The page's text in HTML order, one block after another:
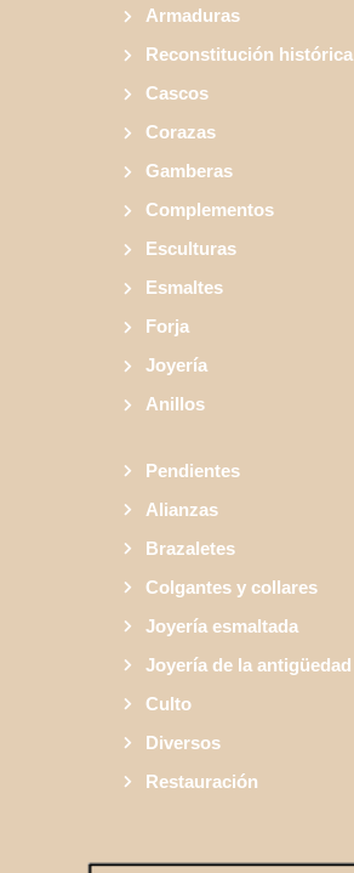
Armaduras
Reconstitución histórica
Cascos
Corazas
Gamberas
Complementos
Esculturas
Esmaltes
Forja
Joyería
Anillos
Pendientes
Alianzas
Brazaletes
Colgantes y collares
Joyería esmaltada
Joyería de la antigüedad
Culto
Diversos
Restauración